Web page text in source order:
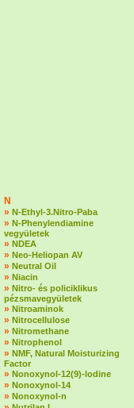
N
» N-Ethyl-3.Nitro-Paba
» N-Phenylendiamine
vegyületek
» NDEA
» Neo-Heliopan AV
» Neutral Oil
» Niacin
» Nitro- és policiklikus
pézsmavegyületek
» Nitroaminok
» Nitrocellulose
» Nitromethane
» Nitrophenol
» NMF, Natural Moisturizing
Factor
» Nonoxynol-12(9)-lodine
» Nonoxynol-14
» Nonoxynol-n